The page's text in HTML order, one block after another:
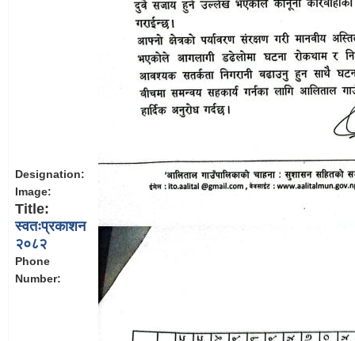
Designation:
Image:
Title:
स्वतःप्रकाशन
२०८२
Phone
Number: